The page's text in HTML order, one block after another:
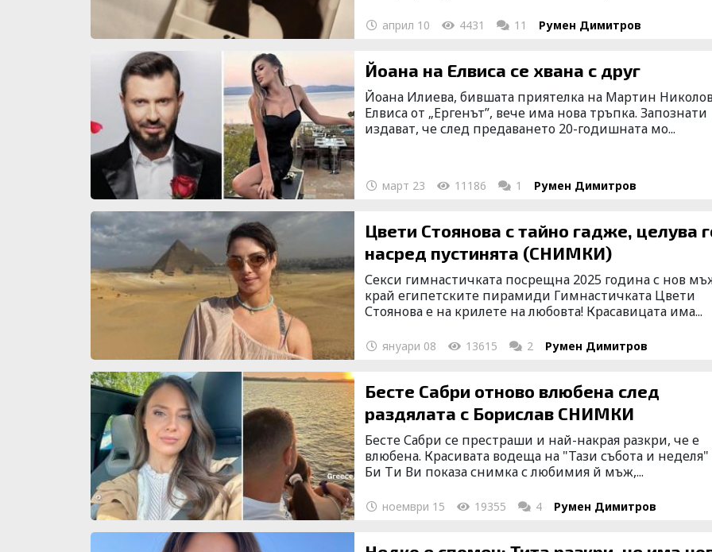
април 10 4431 11 Румен Димитров
Йоана на Елвиса се хвана с друг
Йоана Илиева, бившата приятелка на Мартин
Елвиса от „Ергенът”, вече има нова тръпка. Запознати
издават, че след предаването 20-годишната мо...
март 23 11186 1 Румен Димитров
Цвети Стоянова с тайно гадже, целува
насред пустинята (СНИМКИ)
Секси гимнастичката посрещна 2025 година с нов
край египетските пирамиди Гимнастичката Цвети
Стоянова е на крилете на любовта! Красавицата има...
януари 08 13615 2 Румен Димитров
Бесте Сабри отново влюбена след
раздялата с Борислав СНИМКИ
Бесте Сабри се престраши и най-накрая разкри, че е
влюбена. Красивата водеща на "Тази събота и
Би Ти Ви показа снимка с любимия й мъж,...
ноември 15 19355 4 Румен Димитров